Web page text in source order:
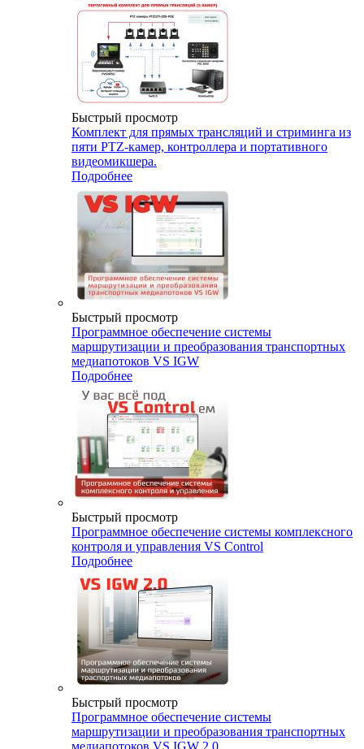
Быстрый просмотр
Комплект для прямых трансляций и стриминга из
пяти PTZ-камер, контроллера и портативного
видеомикшера.
Подробнее
Быстрый просмотр
Программное обеспечение системы
маршрутизации и преобразования транспортных
медиапотоков VS IGW
Подробнее
Быстрый просмотр
Программное обеспечение системы комплексного
контроля и управления VS Control
Подробнее
Быстрый просмотр
Программное обеспечение системы
маршрутизации и преобразования транспортных
медиапотоков VS IGW 2.0